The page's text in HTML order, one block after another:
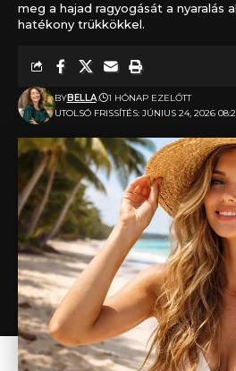
meg a hajad ragyogását a nyaralás
hatékony trükkökkel.
UTOLSÓ FRISSÍTÉS: JÚNIUS 24, 2026
BYBELLA 1 HÓNAP EZELŐTT